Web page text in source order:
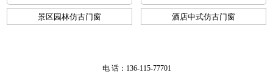
景区园林仿古门窗 酒店中式仿古门窗
电 话：136-115-77701